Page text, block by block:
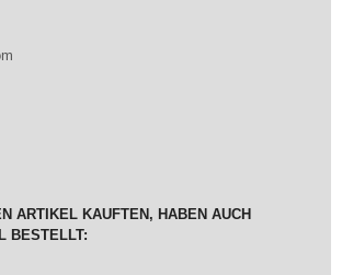
ARTIKEL KAUFTEN, HABEN AUCH
BESTELLT: